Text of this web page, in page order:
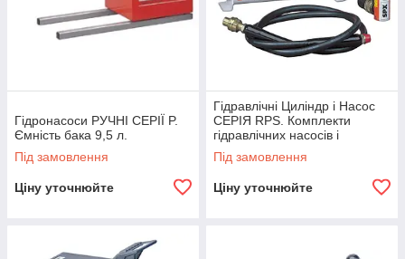
Гідронасоси РУЧНІ СЕРІЇ P.
Ємність бака 9,5 л.
Під замовлення
Ціну уточнюйте
Гідравлічні Циліндр і Насос
СЕРІЯ RPS. Комплекти
гідравлічних насосів і
циліндрів.
Під замовлення
Ціну уточнюйте